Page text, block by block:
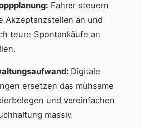
Fahrer steuern
Akzeptanzstellen an und
teure Spontankäufe an
Digitale
ersetzen das mühsame
und vereinfachen
massiv.